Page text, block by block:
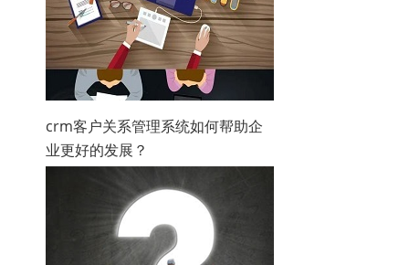
crm客户关系管理系统如何帮助企
业更好的发展？